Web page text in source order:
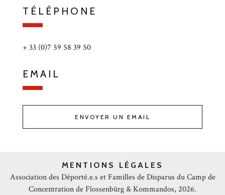
TÉLÉPHONE
+ 33 (0)7 59 58 39 50
EMAIL
ENVOYER UN EMAIL
MENTIONS LÉGALES
Association des Déporté.e.s et Familles de Disparus du Camp de
Concentration de Flossenbürg & Kommandos, 2026.